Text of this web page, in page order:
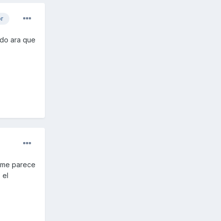
ara que
parece
el